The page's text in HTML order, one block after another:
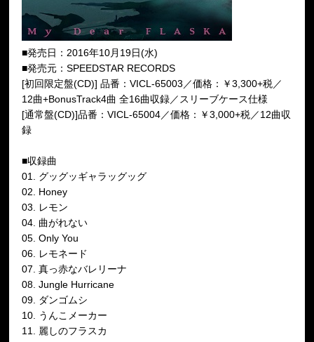
■発売日：2016年10月19日(水)
■発売元：SPEEDSTAR RECORDS
[初回限定盤(CD)] 品番：VICL-65003／価格：￥3,300+税／
12曲+BonusTrack4曲 全16曲収録／スリーブケース仕様
[通常盤(CD)]品番：VICL-65004／価格：￥3,000+税／12曲収
録
■収録曲
01. グッグッギャラッグッグ
02. Honey
03. レモン
04. 曲がれない
05. Only You
06. レモネード
07. 真っ赤なバレリーナ
08. Jungle Hurricane
09. ダンゴムシ
10. うんこメーカー
11. 麗しのフラスカ